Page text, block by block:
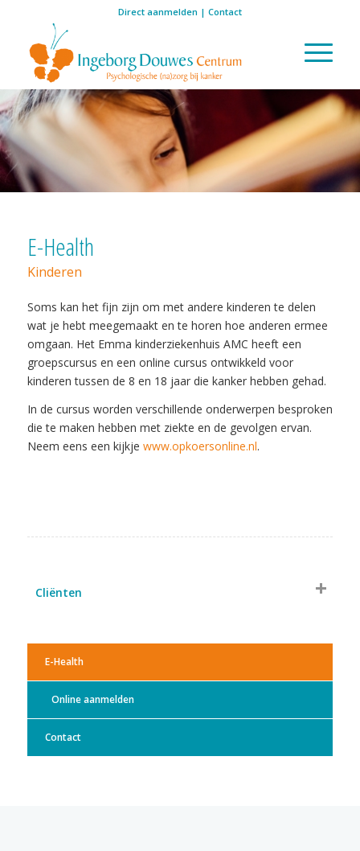
Direct aanmelden | Contact
E-Health
Kinderen
Soms kan het fijn zijn om met andere kinderen te delen
wat je hebt meegemaakt en te horen hoe anderen ermee
omgaan. Het Emma kinderziekenhuis AMC heeft een
groepscursus en een online cursus ontwikkeld voor
kinderen tussen de 8 en 18 jaar die kanker hebben gehad.
In de cursus worden verschillende onderwerpen besproken
die te maken hebben met ziekte en de gevolgen ervan.
Neem eens een kijkje www.opkoersonline.nl.
Cliënten
E-Health
Online aanmelden
Contact